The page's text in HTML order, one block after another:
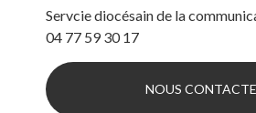
Servcie diocésain de la
04 77 59 30 17
NOUS